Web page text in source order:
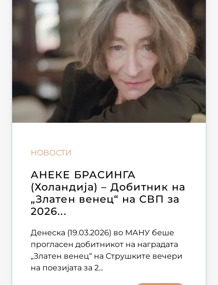
НОВОСТИ
АНЕКЕ БРАСИНГА
(Холандија) – Добитник на
„Златен венец“ на СВП за
2026...
Денеска (19.03.2026) во МАНУ беше
прогласен добитникот на наградата
„Златен венец“ на Струшките вечери
на поезијата за 2...